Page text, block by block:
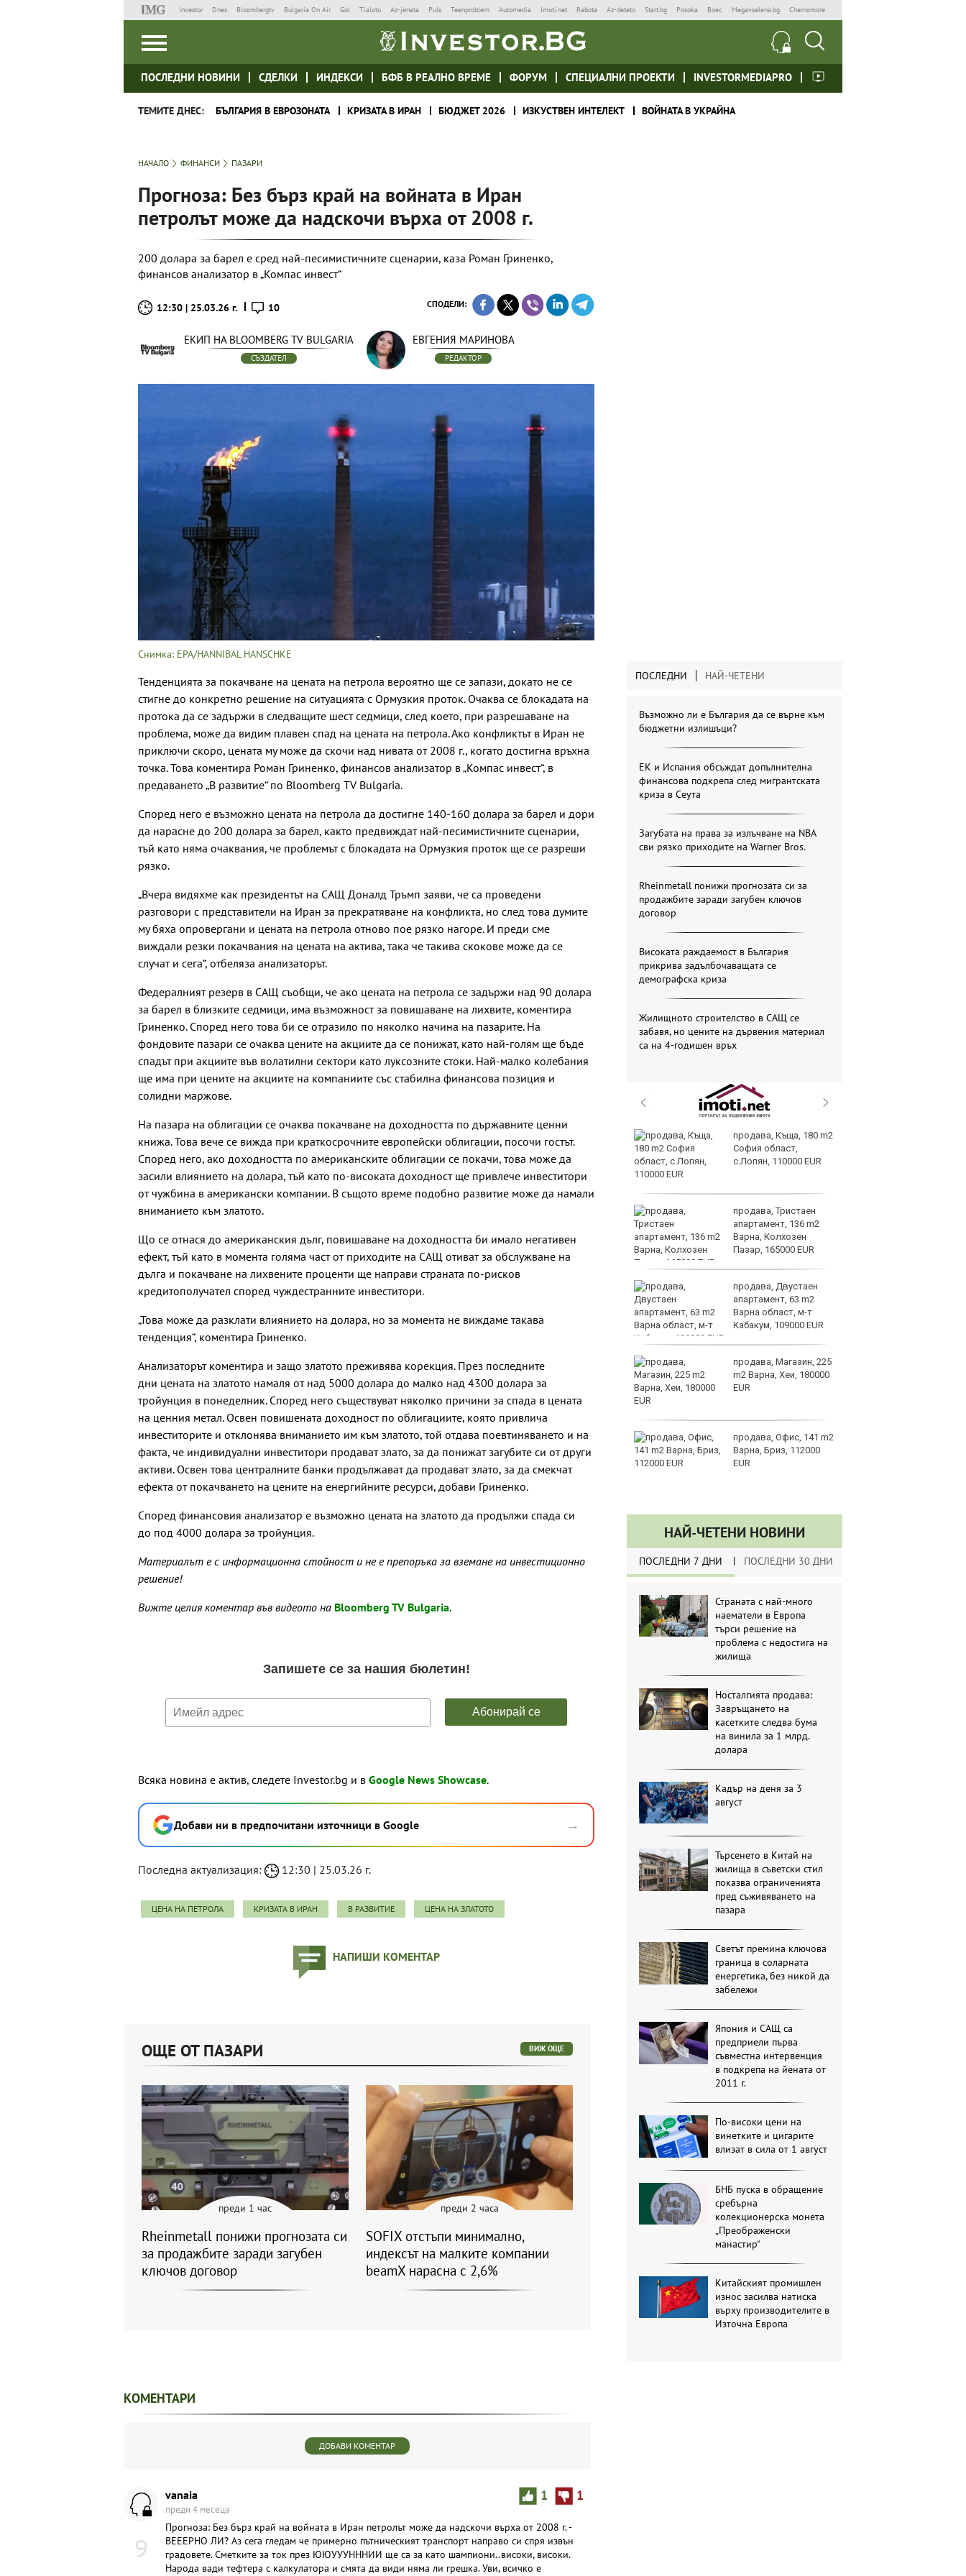
Investor Dnes Bloombergtv Bulgaria On Air Gol Tialoto Az-jenata Puls Teenproblem Automedia Imoti.net Rabota Az-deteto Start.bg Posoka Boec Megavselena.bg Chernomore
ПОСЛЕДНИ НОВИНИ СДЕЛКИ ИНДЕКСИ БФБ В РЕАЛНО ВРЕМЕ ФОРУМ СПЕЦИАЛНИ ПРОЕКТИ INVESTORMEDIAPRO
ТЕМИТЕ ДНЕС: БЪЛГАРИЯ В ЕВРОЗОНАТА КРИЗАТА В ИРАН БЮДЖЕТ 2026 ИЗКУСТВЕН ИНТЕЛЕКТ ВОЙНАТА В УКРАЙНА
НАЧАЛО ФИНАНСИ ПАЗАРИ
Прогноза: Без бърз край на войната в Иран
петролът може да надскочи върха от 2008 г.
200 долара за барел е сред най-песимистичните сценарии, каза Роман Гриненко,
финансов анализатор в „Компас инвест“
12:30 | 25.03.26 г. 10 СПОДЕЛИ:
ЕКИП НА BLOOMBERG TV BULGARIA
СЪЗДАТЕЛ
ЕВГЕНИЯ МАРИНОВА
РЕДАКТОР
Снимка: EPA/HANNIBAL HANSCHKE
Тенденцията за покачване на цената на петрола вероятно ще се запази, докато не се
стигне до конкретно решение на ситуацията с Ормузкия проток. Очаква се блокадата на
протока да се задържи в следващите шест седмици, след което, при разрешаване на
проблема, може да видим плавен спад на цената на петрола. Ако конфликтът в Иран не
приключи скоро, цената му може да скочи над нивата от 2008 г., когато достигна връхна
точка. Това коментира Роман Гриненко, финансов анализатор в „Компас инвест“, в
предаването „В развитие“ по Bloomberg TV Bulgaria.
Според него е възможно цената на петрола да достигне 140-160 долара за барел и дори
да нарасне до 200 долара за барел, както предвиждат най-песимистичните сценарии,
тъй като няма очаквания, че проблемът с блокадата на Ормузкия проток ще се разреши
рязко.
„Вчера видяхме как президентът на САЩ Доналд Тръмп заяви, че са проведени
разговори с представители на Иран за прекратяване на конфликта, но след това думите
му бяха опровергани и цената на петрола отново пое рязко нагоре. И преди сме
виждали резки покачвания на цената на актива, така че такива скокове може да се
случат и сега“, отбеляза анализаторът.
Федералният резерв в САЩ съобщи, че ако цената на петрола се задържи над 90 долара
за барел в близките седмици, има възможност за повишаване на лихвите, коментира
Гриненко. Според него това би се отразило по няколко начина на пазарите. На
фондовите пазари се очаква цените на акциите да се понижат, като най-голям ще бъде
спадът при акциите във волатилни сектори като луксозните стоки. Най-малко колебания
ще има при цените на акциите на компаниите със стабилна финансова позиция и
солидни маржове.
На пазара на облигации се очаква покачване на доходността по държавните ценни
книжа. Това вече се вижда при краткосрочните европейски облигации, посочи гостът.
Според него, ако доходността по американските облигации се покачи, това може да
засили влиянието на долара, тъй като по-високата доходност ще привлече инвеститори
от чужбина в американски компании. В същото време подобно развитие може да намали
вниманието към златото.
Що се отнася до американския дълг, повишаване на доходността би имало негативен
ефект, тъй като в момента голяма част от приходите на САЩ отиват за обслужване на
дълга и покачване на лихвените проценти ще направи страната по-рисков
кредитополучател според чуждестранните инвеститори.
„Това може да разклати влиянието на долара, но за момента не виждаме такава
тенденция“, коментира Гриненко.
Анализаторът коментира и защо златото преживява корекция. През последните
дни цената на златото намаля от над 5000 долара до малко над 4300 долара за
тройунция в понеделник. Според него съществуват няколко причини за спада в цената
на ценния метал. Освен повишената доходност по облигациите, която привлича
инвеститорите и отклонява вниманието им към златото, той отдава поевтиняването и на
факта, че индивидуални инвеститори продават злато, за да понижат загубите си от други
активи. Освен това централните банки продължават да продават злато, за да смекчат
ефекта от покачването на цените на енергийните ресурси, добави Гриненко.
Според финансовия анализатор е възможно цената на златото да продължи спада си
до под 4000 долара за тройунция.
Материалът е с информационна стойност и не е препоръка за вземане на инвестиционно
решение!
Вижте целия коментар във видеото на Bloomberg TV Bulgaria.
Всяка новина е актив, следете Investor.bg и в Google News Showcase.
Добави ни в предпочитани източници в Google →
Последна актуализация: 12:30 | 25.03.26 г.
ЦЕНА НА ПЕТРОЛА КРИЗАТА В ИРАН В РАЗВИТИЕ ЦЕНА НА ЗЛАТОТО
НАПИШИ КОМЕНТАР
ПОСЛЕДНИ НАЙ-ЧЕТЕНИ
Възможно ли е България да се върне към
бюджетни излишъци?
ЕК и Испания обсъждат допълнителна
финансова подкрепа след мигрантската
криза в Сеута
Загубата на права за излъчване на NBA
сви рязко приходите на Warner Bros.
Rheinmetall понижи прогнозата си за
продажбите заради загубен ключов
договор
Високата раждаемост в България
прикрива задълбочаващата се
демографска криза
Жилищното строителство в САЩ се
забавя, но цените на дървения материал
са на 4-годишен връх
победителите в
Спартакиадата на ВМС
Насар в историята
с трайни увреждания
Започна юбилейният
50-и международен
бридж фестивал
„Варна“
Катастрофа, при
която пострадаха
София-Варна
продава, Къща, 180 m2
София област,
с.Лопян, 110000 EUR
продава, Тристаен
апартамент, 136 m2
Варна, Колхозен
Пазар, 165000 EUR
продава, Двустаен
апартамент, 63 m2
Варна област, м-т
Кабакум, 109000 EUR
продава, Магазин, 225
m2 Варна, Хеи, 180000
EUR
продава, Офис, 141 m2
Варна, Бриз, 112000
EUR
НАЙ-ЧЕТЕНИ НОВИНИ
ПОСЛЕДНИ 7 ДНИ ПОСЛЕДНИ 30 ДНИ
Страната с най-много
наематели в Европа
търси решение на
проблема с недостига на
жилища
Носталгията продава:
Завръщането на
касетките следва бума
на винила за 1 млрд.
долара
Кадър на деня за 3
август
Търсенето в Китай на
жилища в съветски стил
показва ограниченията
пред съживяването на
пазара
Светът премина ключова
граница в соларната
енергетика, без никой да
забележи
Япония и САЩ са
предприели първа
съвместна интервенция
в подкрепа на йената от
2011 г.
По-високи цени на
винетките и цигарите
влизат в сила от 1 август
БНБ пуска в обращение
сребърна
колекционерска монета
„Преображенски
манастир“
Китайският промишлен
износ засилва натиска
върху производителите в
Източна Европа
ОЩЕ ОТ ПАЗАРИ ВИЖ ОЩЕ
преди 1 час
Rheinmetall понижи прогнозата си
за продажбите заради загубен
ключов договор
преди 2 часа
SOFIX отстъпи минимално,
индексът на малките компании
beamX нарасна с 2,6%
КОМЕНТАРИ
ДОБАВИ КОМЕНТАР
9
1 1
vanaia
преди 4 месеца
Прогноза: Без бърз край на войната в Иран петролът може да надскочи върха от 2008 г. -
ВЕЕЕРНО ЛИ? Аз сега гледам че примерно пътническият транспорт направо си спря извън
градовете. Сметките за ток през ЮЮУУУНННИИ ще са за като шампиони..високи, високи.
Народа вади тефтера с калкулатора и смята да види няма ли грешка. Уви, всичко е